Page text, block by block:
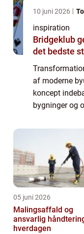
10 juni 2026
inspiration
Bridgeklub gentofte
det bedste
af moderne
koncept
bygninger og
behov.
05 juni 2026
Malingsaffald og
ansvarlig
hverdagen